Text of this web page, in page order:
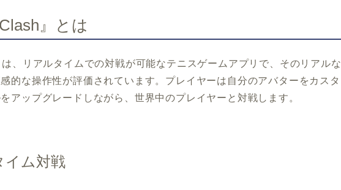
Clash』とは
は、リアルタイムでの対戦が可能なテニスゲームアプリで、そのリアルな
的な操作性が評価されています。プレイヤーは自分のアバターをカスタ
アップグレードしながら、世界中のプレイヤーと対戦します。
イム対戦